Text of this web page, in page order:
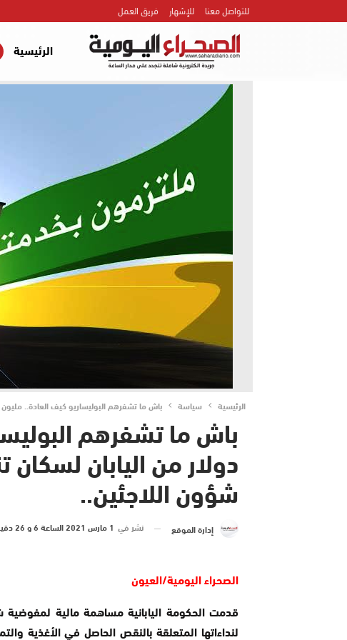
للتواصل معنا للإشهار فريق العمل
الرئيسية
الرئيسية سياسة باش ما تشفرهم البوليساريو كيف العادة..
باش ما تشفرهم
دولار من اليابان
شؤون اللاجئين..
إدارة الموقع نشر في 1 مارس 2021 الساعة 6 و 26 دقيقة
الصحراء اليومية/العيون
قدمت الحكومة اليابانية مساهمة مالية لمفوضية
لنداءاتها المتعلقة بالنقص الحاصل في الأغذية